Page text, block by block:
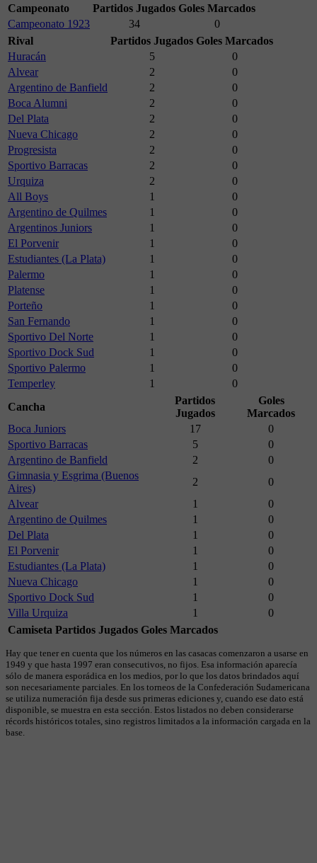
Campeonato
Partidos Jugados Goles Marcados
Campeonato 1923
34
0
Rival
Partidos Jugados Goles Marcados
Huracán
5
0
Alvear
2
0
Argentino de Banfield
2
0
Boca Alumni
2
0
Del Plata
2
0
Nueva Chicago
2
0
Progresista
2
0
Sportivo Barracas
2
0
Urquiza
2
0
All Boys
1
0
Argentino de Quilmes
1
0
Argentinos Juniors
1
0
El Porvenir
1
0
Estudiantes (La Plata)
1
0
Palermo
1
0
Platense
1
0
Porteño
1
0
San Fernando
1
0
Sportivo Del Norte
1
0
Sportivo Dock Sud
1
0
Sportivo Palermo
1
0
Temperley
1
0
Cancha
Partidos
Jugados
Goles
Marcados
Boca Juniors
17
0
Sportivo Barracas
5
0
Argentino de Banfield
2
0
Gimnasia y Esgrima (Buenos
Aires)
2
0
Alvear
1
0
Argentino de Quilmes
1
0
Del Plata
1
0
El Porvenir
1
0
Estudiantes (La Plata)
1
0
Nueva Chicago
1
0
Sportivo Dock Sud
1
0
Villa Urquiza
1
0
Camiseta Partidos Jugados Goles Marcados
Hay que tener en cuenta que los números en las casacas comenzaron a usarse en
1949 y que hasta 1997 eran consecutivos, no fijos. Esa información aparecía
sólo de manera esporádica en los medios, por lo que los datos brindados aquí
son necesariamente parciales. En los torneos de la Confederación Sudamericana
se utiliza numeración fija desde sus primeras ediciones y, cuando ese dato está
disponible, se muestra en esta sección. Estos listados no deben considerarse
récords históricos totales, sino registros limitados a la información cargada en la
base.